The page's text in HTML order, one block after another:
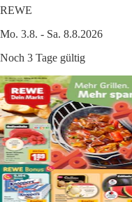
REWE
Mo. 3.8. - Sa. 8.8.2026
Noch 3 Tage gültig